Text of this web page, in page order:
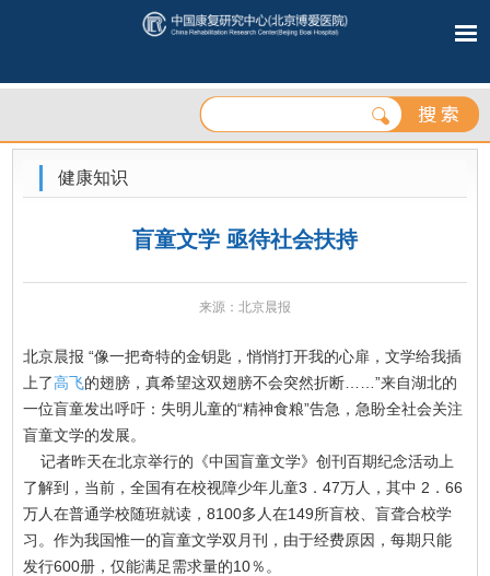
健康知识
盲童文学 亟待社会扶持
来源：北京晨报
北京晨报 “像一把奇特的金钥匙，悄悄打开我的心扉，文学给我插
上了高飞的翅膀，真希望这双翅膀不会突然折断……”来自湖北的
一位盲童发出呼吁：失明儿童的“精神食粮”告急，急盼全社会关注
盲童文学的发展。
记者昨天在北京举行的《中国盲童文学》创刊百期纪念活动上
了解到，当前，全国有在校视障少年儿童3．47万人，其中 2．66
万人在普通学校随班就读，8100多人在149所盲校、盲聋合校学
习。作为我国惟一的盲童文学双月刊，由于经费原因，每期只能
发行600册，仅能满足需求量的10％。